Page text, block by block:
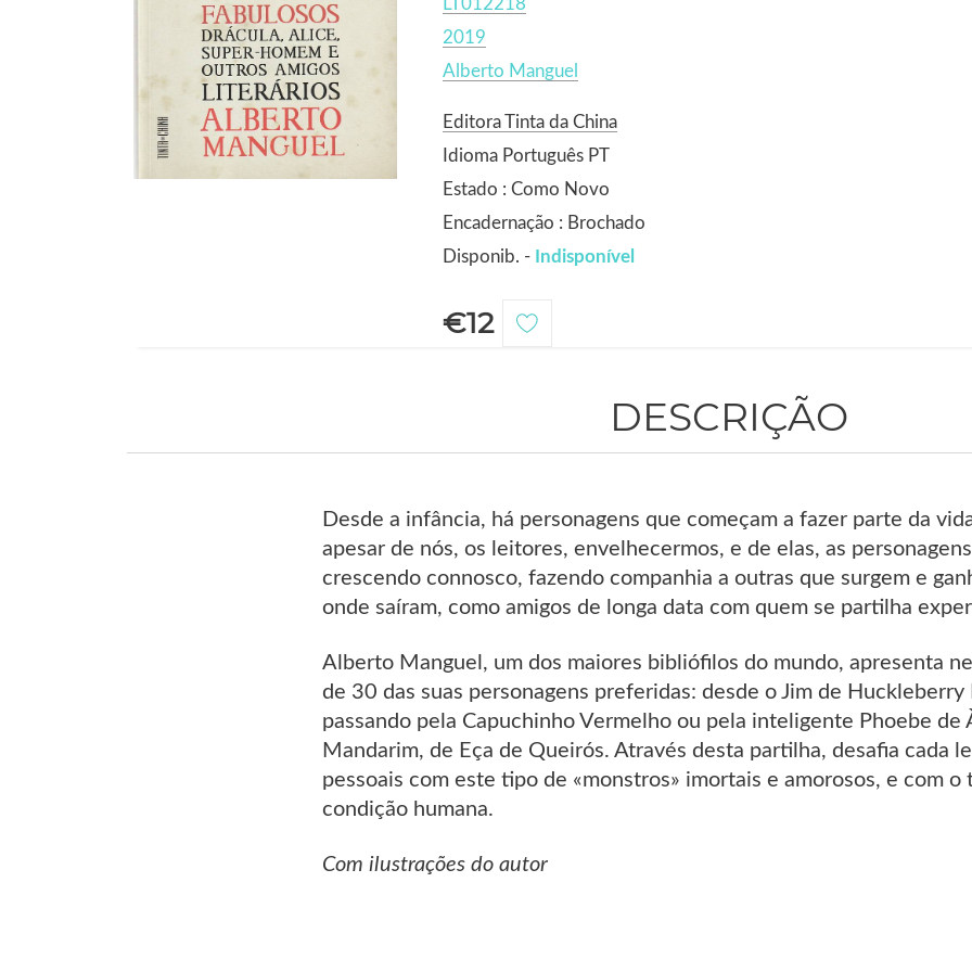
2019
Alberto Manguel
Editora Tinta da China
Idioma Português PT
Estado : Como Novo
Encadernação : Brochado
Disponib. - Indisponível
€12
DESCRIÇÃO
Desde a infância, há personagens que começam a fazer parte da
apesar de nós, os leitores, envelhecermos, e de elas, as
crescendo connosco, fazendo companhia a outras que surgem e
onde saíram, como amigos de longa data com quem se partilha
Alberto Manguel, um dos maiores bibliófilos do mundo, apresenta
de 30 das suas personagens preferidas: desde o Jim de
passando pela Capuchinho Vermelho ou pela inteligente Phoebe de
Mandarim, de Eça de Queirós. Através desta partilha, desafia cada
pessoais com este tipo de «monstros» imortais e amorosos, e com
condição humana.
Com ilustrações do autor